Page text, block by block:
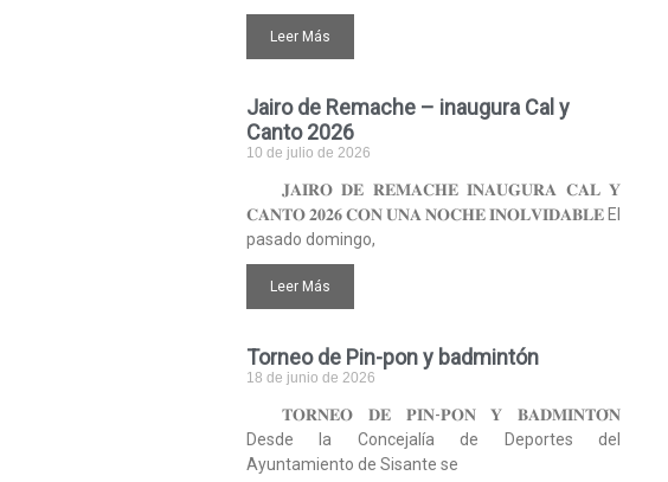
Leer Más
Jairo de Remache – inaugura Cal y
Canto 2026
10 de julio de 2026
𝐉𝐀𝐈𝐑𝐎 𝐃𝐄 𝐑𝐄𝐌𝐀𝐂𝐇𝐄 𝐈𝐍𝐀𝐔𝐆𝐔𝐑𝐀 𝐂𝐀𝐋 𝐘
𝐂𝐀𝐍𝐓𝐎 𝟐𝟎𝟐𝟔 𝐂𝐎𝐍 𝐔𝐍𝐀 𝐍𝐎𝐂𝐇𝐄 𝐈𝐍𝐎𝐋𝐕𝐈𝐃𝐀𝐁𝐋𝐄 El
pasado domingo,
Leer Más
Torneo de Pin-pon y badmintón
18 de junio de 2026
𝐓𝐎𝐑𝐍𝐄𝐎 𝐃𝐄 𝐏𝐈𝐍-𝐏𝐎𝐍 𝐘 𝐁𝐀𝐃𝐌𝐈𝐍𝐓𝐎́𝐍
Desde la Concejalía de Deportes del
Ayuntamiento de Sisante se